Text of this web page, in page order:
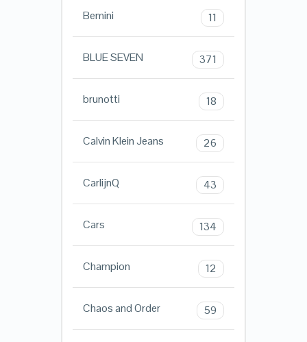
Bemini 11
BLUE SEVEN 371
brunotti 18
Calvin Klein Jeans 26
CarlijnQ 43
Cars 134
Champion 12
Chaos and Order 59